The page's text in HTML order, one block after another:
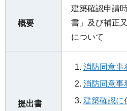
概要
建築確認申請
書」及び補正
について
提出書
消防同意事
消防同意事
建築確認に